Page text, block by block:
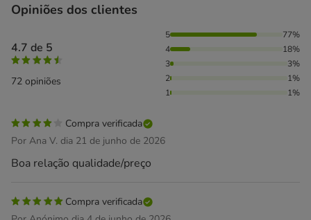
Opiniões dos clientes
4.7 de 5
72 opiniões
77% das pessoas avaliaram com 5 estrelas, 18% das
5
77%
4
18%
3
3%
2
1%
1
1%
Compra verificada
Por Ana V. dia 21 de junho de 2026
Boa relação qualidade/preço
Compra verificada